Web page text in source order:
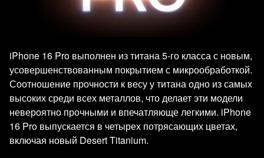
iPhone 16 Pro выполнен из титана 5-го класса с новым,
усовершенствованным покрытием с микрообработкой.
Соотношение прочности к весу у титана одно из самых
высоких среди всех металлов, что делает эти модели
невероятно прочными и впечатляюще легкими. iPhone
16 Pro выпускается в четырех потрясающих цветах,
включая новый Desert Titanium.